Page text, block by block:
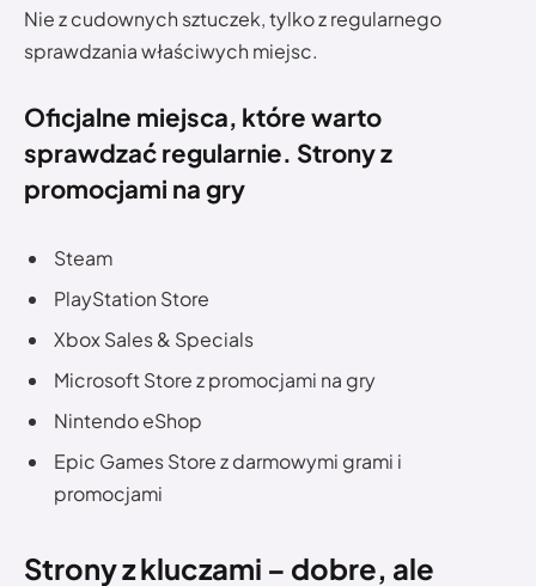
Nie z cudownych sztuczek, tylko z regularnego
sprawdzania właściwych miejsc.
Oficjalne miejsca, które warto
sprawdzać regularnie. Strony z
promocjami na gry
Steam
PlayStation Store
Xbox Sales & Specials
Microsoft Store z promocjami na gry
Nintendo eShop
Epic Games Store z darmowymi grami i
promocjami
Strony z kluczami – dobre, ale